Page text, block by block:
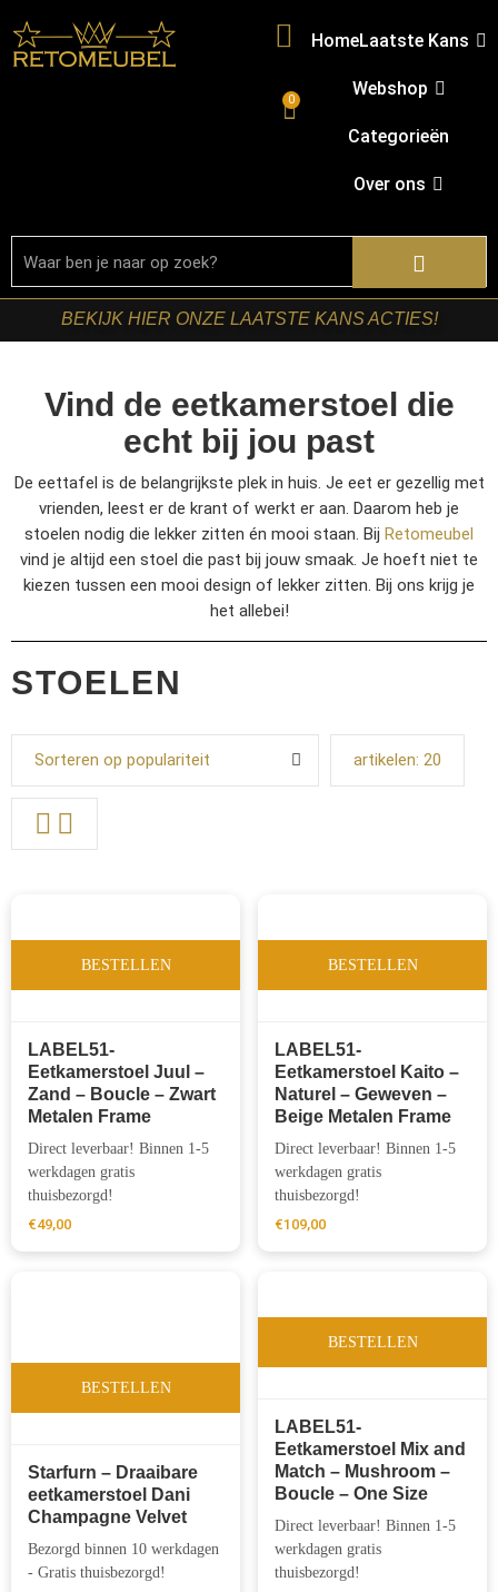
0
HomeLaatste Kans
Webshop
Categorieën
Over ons
BEKIJK HIER ONZE LAATSTE KANS ACTIES!
Vind de eetkamerstoel die
echt bij jou past
De eettafel is de belangrijkste plek in huis. Je eet er gezellig met
vrienden, leest er de krant of werkt er aan. Daarom heb je
stoelen nodig die lekker zitten én mooi staan. Bij Retomeubel
vind je altijd een stoel die past bij jouw smaak. Je hoeft niet te
kiezen tussen een mooi design of lekker zitten. Bij ons krijg je
het allebei!
STOELEN
Sorteren op populariteit artikelen: 20
BESTELLEN
LABEL51-
Eetkamerstoel Juul –
Zand – Boucle – Zwart
Metalen Frame
Direct leverbaar! Binnen 1-5
werkdagen gratis
thuisbezorgd!
€49,00
BESTELLEN
LABEL51-
Eetkamerstoel Kaito –
Naturel – Geweven –
Beige Metalen Frame
Direct leverbaar! Binnen 1-5
werkdagen gratis
thuisbezorgd!
€109,00
BESTELLEN
Starfurn – Draaibare
eetkamerstoel Dani
Champagne Velvet
Bezorgd binnen 10 werkdagen
- Gratis thuisbezorgd!
BESTELLEN
LABEL51-
Eetkamerstoel Mix and
Match – Mushroom –
Boucle – One Size
Direct leverbaar! Binnen 1-5
werkdagen gratis
thuisbezorgd!